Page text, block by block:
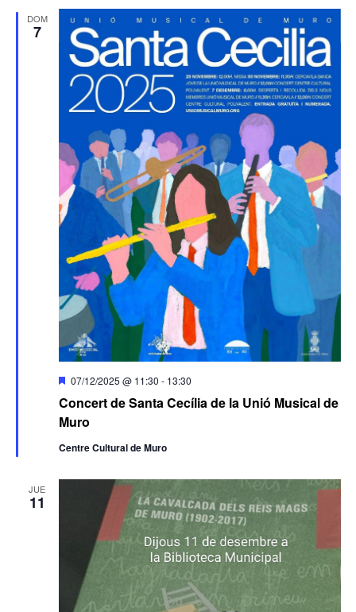
DOM
7
Concert de Santa Cecília de la Unió Musical de
Muro
Destacado
07/12/2025 @ 11:30 - 13:30
Centre Cultural de Muro
JUE
11